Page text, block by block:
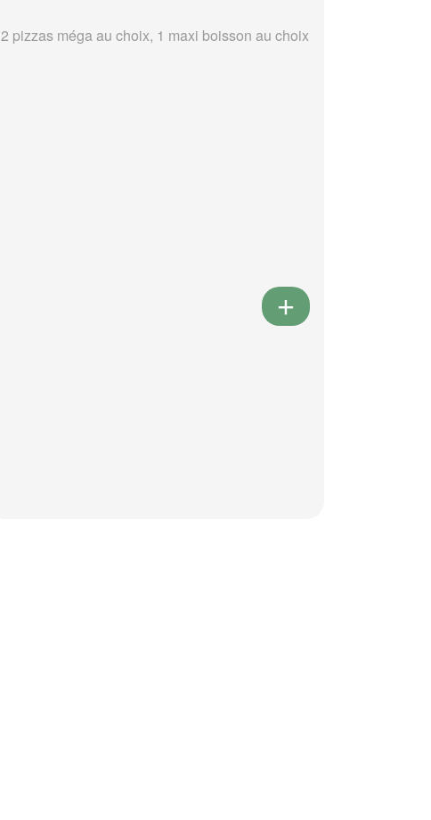
2 pizzas méga au choix, 1 maxi boisson au choix